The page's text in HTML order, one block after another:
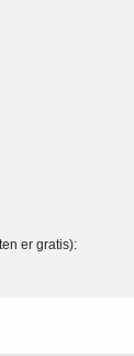
er gratis):